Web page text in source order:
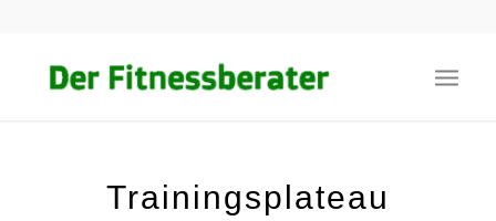
Trainingsplateau